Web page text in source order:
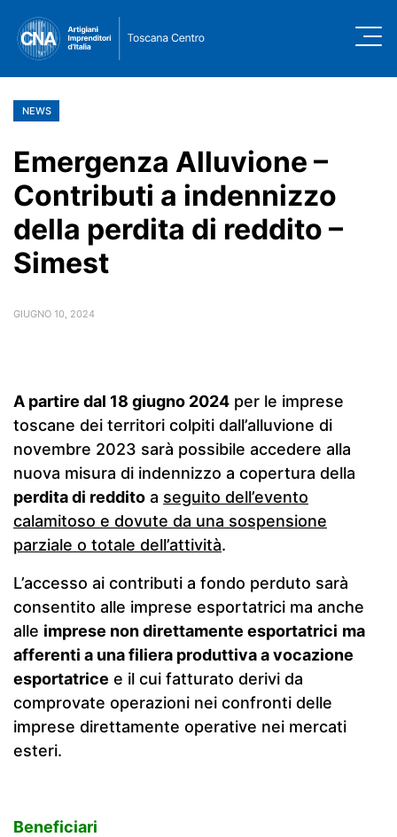
NEWS
Emergenza Alluvione –
Contributi a indennizzo
della perdita di reddito –
Simest
GIUGNO 10, 2024
A partire dal 18 giugno 2024 per le imprese
toscane dei territori colpiti dall’alluvione di
novembre 2023 sarà possibile accedere alla
nuova misura di indennizzo a copertura della
perdita di reddito a seguito dell’evento
calamitoso e dovute da una sospensione
parziale o totale dell’attività.
L’accesso ai contributi a fondo perduto sarà
consentito alle imprese esportatrici ma anche
alle imprese non direttamente esportatrici ma
afferenti a una filiera produttiva a vocazione
esportatrice e il cui fatturato derivi da
comprovate operazioni nei confronti delle
imprese direttamente operative nei mercati
esteri.
Beneficiari